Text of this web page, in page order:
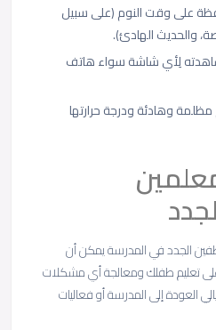
على وقت النوم (على سبيل
والحديث الهادئ).
لِأي شاشة سواء هاتف
وهادئة ودرجة حرارتها
الجدد في المدرسة يمكن أن
تعليم طفلك ومعالجة أي مشكلات
العودة إلى المدرسة أو فعاليات